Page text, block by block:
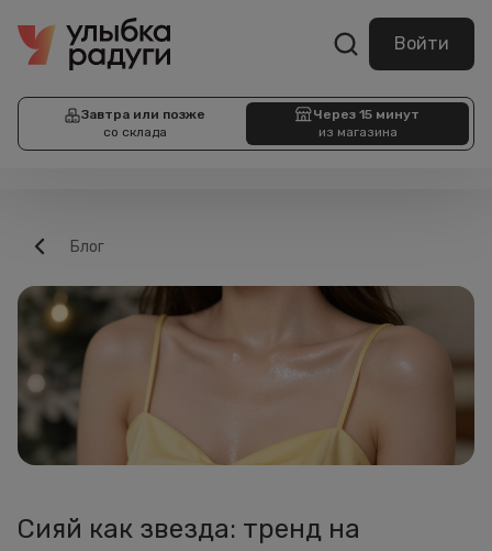
Войти
Завтра или позже
со склада
Через 15 минут
из магазина
Блог
Сияй как звезда: тренд на